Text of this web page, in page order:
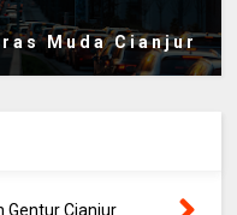
Muda Cianjur
Gentur Cianjur